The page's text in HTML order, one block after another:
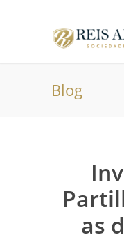
Blog
as